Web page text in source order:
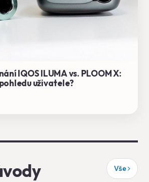
IQOS ILUMA vs. PLOOM X:
uživatele?
Vše